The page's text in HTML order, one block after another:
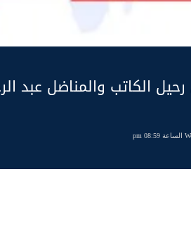
الكاتب والمناضل عبد